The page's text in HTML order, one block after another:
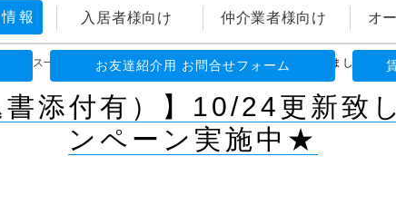
報 入居者様向け 仲介業者様向け オ
お友達紹介用 お問合せフォーム
ニュース一覧 【空室一覧（申込書添付有）】10/24更新致しました。★
書添付有）】10/24更新致
ンペーン実施中★